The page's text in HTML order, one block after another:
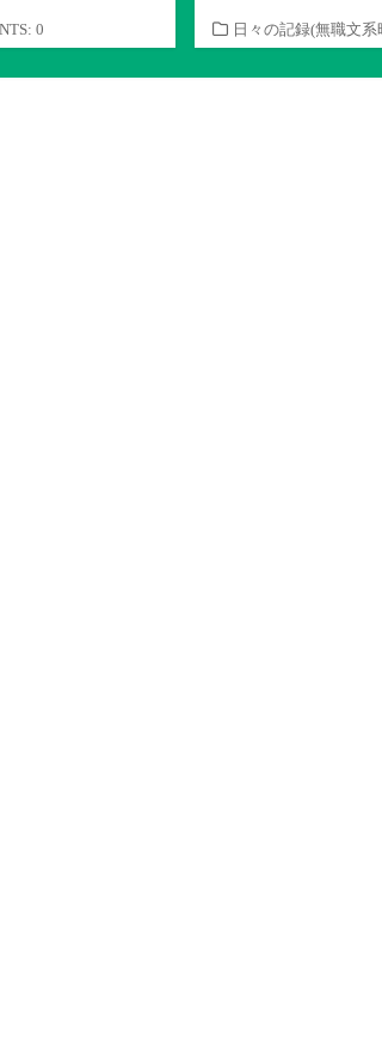
0
カ
テ
ゴ
日々の記録(無職文系